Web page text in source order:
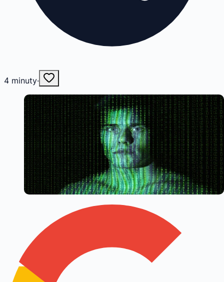
4 minuty·